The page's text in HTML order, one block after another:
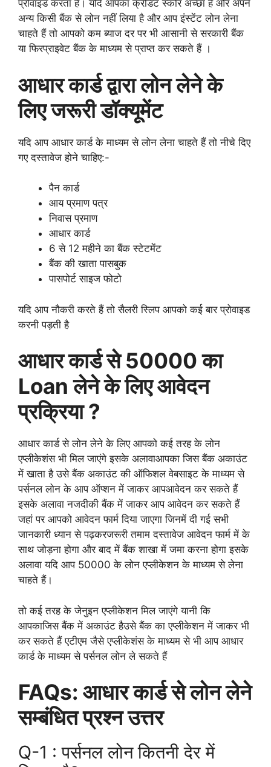
प्रोवाइड करता है। यदि आपका क्रेडिट स्कोर अच्छा है और अपने
अन्य किसी बैंक से लोन नहीं लिया है और आप इंस्टेंट लोन लेना
चाहते हैं तो आपको कम ब्याज दर पर भी आसानी से सरकारी बैंक
या फिरप्राइवेट बैंक के माध्यम से प्राप्त कर सकते हैं ।
आधार कार्ड द्वारा लोन लेने के
लिए जरूरी डॉक्यूमेंट
यदि आप आधार कार्ड के माध्यम से लोन लेना चाहते हैं तो नीचे दिए
गए दस्तावेज होने चाहिए:-
पैन कार्ड
आय प्रमाण पत्र
निवास प्रमाण
आधार कार्ड
6 से 12 महीने का बैंक स्टेटमेंट
बैंक की खाता पासबुक
पासपोर्ट साइज फोटो
यदि आप नौकरी करते हैं तो सैलरी स्लिप आपको कई बार प्रोवाइड
करनी पड़ती है
आधार कार्ड से 50000 का
Loan लेने के लिए आवेदन
प्रक्रिया ?
आधार कार्ड से लोन लेने के लिए आपको कई तरह के लोन
एप्लीकेशंस भी मिल जाएंगे इसके अलावाआपका जिस बैंक अकाउंट
में खाता है उसे बैंक अकाउंट की ऑफिशल वेबसाइट के माध्यम से
पर्सनल लोन के आप ऑप्शन में जाकर आपआवेदन कर सकते हैं
इसके अलावा नजदीकी बैंक में जाकर आप आवेदन कर सकते हैं
जहां पर आपको आवेदन फार्म दिया जाएगा जिनमें दी गई सभी
जानकारी ध्यान से पढ़करजरूरी तमाम दस्तावेज आवेदन फार्म में के
साथ जोड़ना होगा और बाद में बैंक शाखा में जमा करना होगा इसके
अलावा यदि आप 50000 के लोन एप्लीकेशन के माध्यम से लेना
चाहते हैं।
तो कई तरह के जेनुइन एप्लीकेशन मिल जाएंगे यानी कि
आपकाजिस बैंक में अकाउंट हैउसे बैंक का एप्लीकेशन में जाकर भी
कर सकते हैं एटीएम जैसे एप्लीकेशंस के माध्यम से भी आप आधार
कार्ड के माध्यम से पर्सनल लोन ले सकते हैं
FAQs: आधार कार्ड से लोन लेने
सम्बंधित प्रश्न उत्तर
Q-1 : पर्सनल लोन कितनी देर में